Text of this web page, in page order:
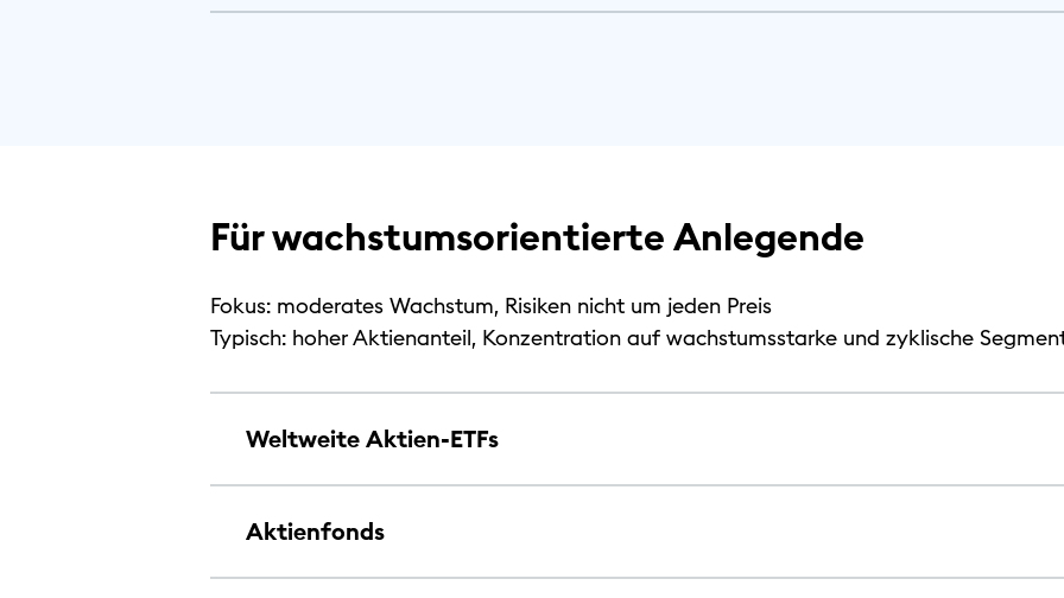
Für wachstumsorientierte Anlegende
Fokus: moderates Wachstum, Risiken nicht um jeden Preis
Typisch: hoher Aktienanteil, Konzentration auf wachstumsstarke und zyklische
Weltweite Aktien-ETFs
Aktienfonds